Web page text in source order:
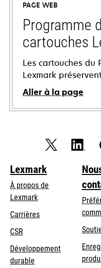
nouvel
onglet
PAGE WEB
Programme
cartouches
Les cartouches du
Lexmark
Aller à la page
Lexmark
À propos de
Lexmark
Carrières
CSR
Développement
durable
dans
un